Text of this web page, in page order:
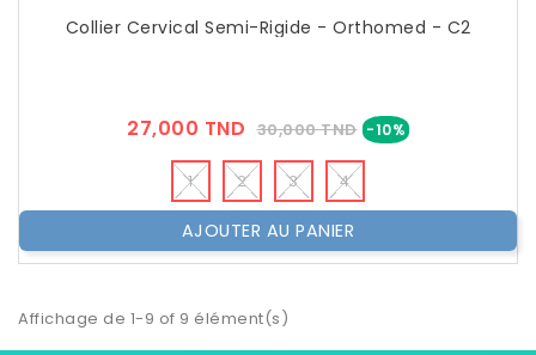
Collier Cervical Semi-Rigide - Orthomed - C2
27,000 TND Prix
Public
30,000 TND -10%Prix
1 2 3 4
AJOUTER AU PANIER
Affichage de 1-9 of 9 élément(s)